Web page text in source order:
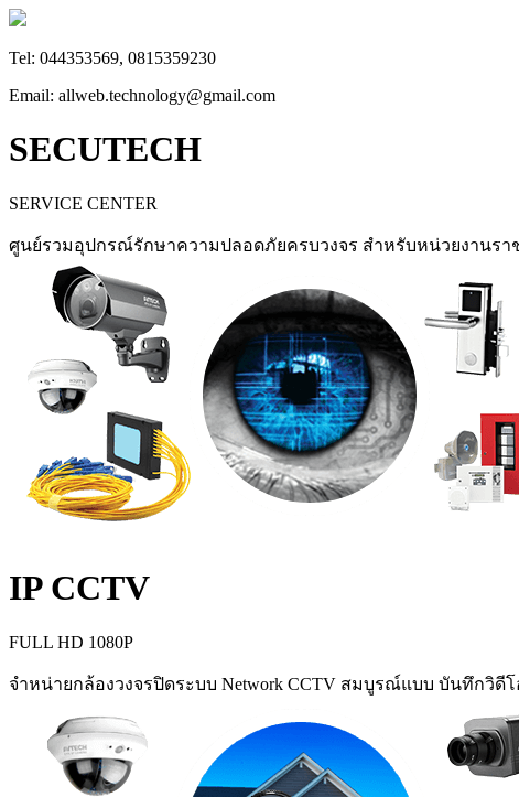
Tel: 044353569, 0815359230
Email: allweb.technology@gmail.com
SECUTECH
SERVICE CENTER
ศูนย์รวมอุปกรณ์รักษาความปลอดภัยครบวงจร สำหรับหน่วยงานรา
IP CCTV
FULL HD 1080P
จำหน่ายกล้องวงจรปิดระบบ Network CCTV สมบูรณ์แบบ บันทึกวิดี